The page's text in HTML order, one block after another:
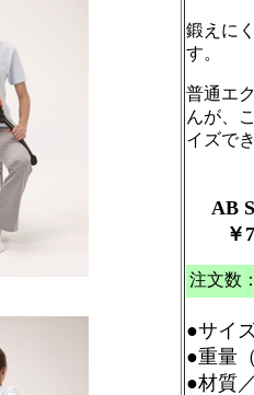
鍛えに
す。
普通エ
んが、
イズで
AB
￥
注文数
●サイ
●重量
●材質